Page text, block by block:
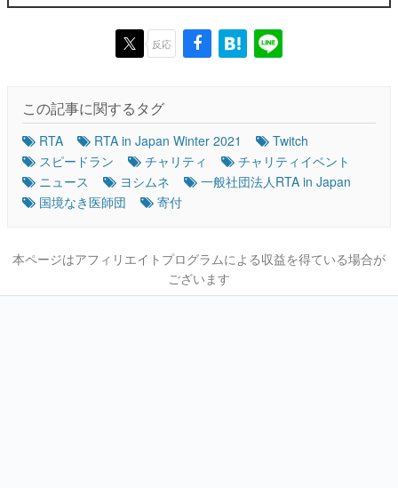
反応
この記事に関するタグ
RTA RTA in Japan Winter 2021
Twitch
スピードラン
チャリティ
チャリティイベント
ニュース
ヨシムネ
一般社団法人RTA in Japan
国境なき医師団
寄付
本ページはアフィリエイトプログラムによる収益を得ている場合が
ございます